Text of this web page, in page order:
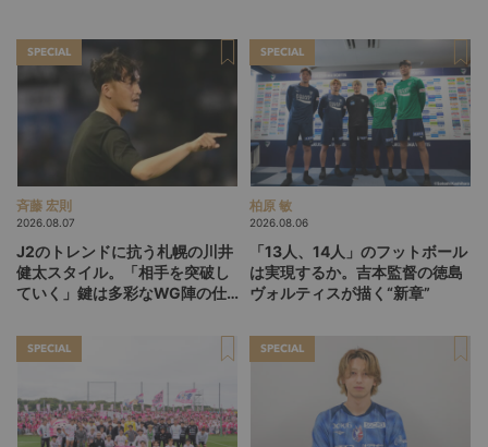
SPECIAL
斉藤 宏則
2026.08.07
J2のトレンドに抗う札幌の川井
健太スタイル。「相手を突破し
ていく」鍵は多彩なWG陣の仕
SPECIAL
柏原 敏
2026.08.06
「13人、14人」のフットボール
は実現するか。吉本監督の徳島
ヴォルティスが描く“新章”
SPECIAL SPECIAL